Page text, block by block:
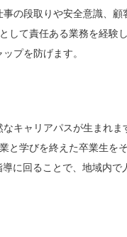
の段取りや安全意識、顧
して責任ある業務を経験
プを防げます。
キャリアパスが生まれ
と学びを終えた卒業生を
に回ることで、地域内で